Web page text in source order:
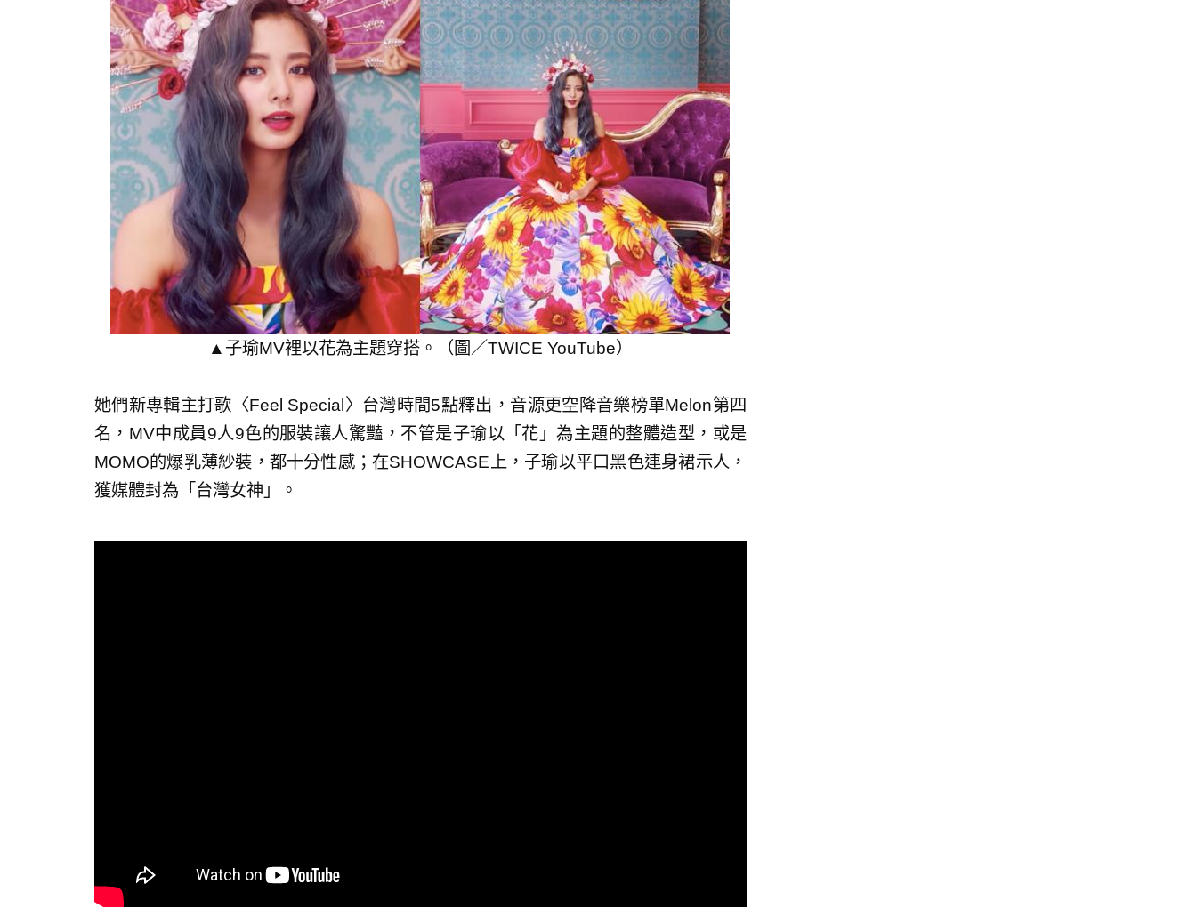
▲子瑜MV裡以花為主題穿搭。（圖／TWICE YouTube）
她們新專輯主打歌〈Feel Special〉台灣時間5點釋出，音源更空降音樂榜單Melon第四
名，MV中成員9人9色的服裝讓人驚豔，不管是子瑜以「花」為主題的整體造型，或是
MOMO的爆乳薄紗裝，都十分性感；在SHOWCASE上，子瑜以平口黑色連身裙示人，
獲媒體封為「台灣女神」。